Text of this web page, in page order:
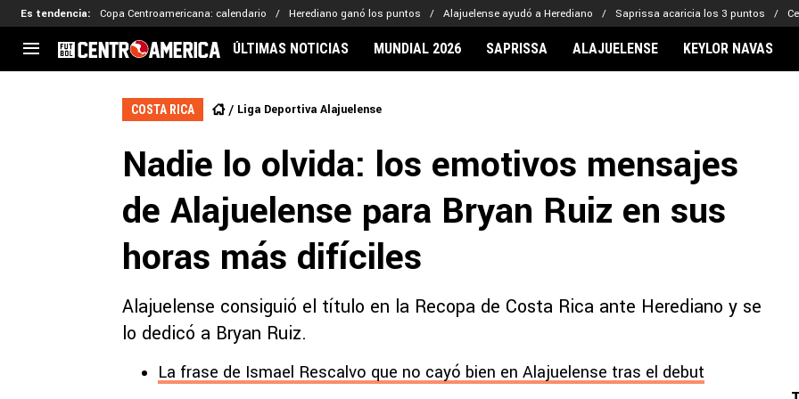
Es tendencia: Copa Centroamericana: calendario Herediano ganó los puntos Alajuelense ayudó a Herediano Saprissa acaricia los 3 puntos
CENTROAMÉRICA
El Salvador
CONCACAF
Liga de Naciones
Copa de Campeones
Copa Centroamericana
MLS
LEGIONARIOS
Kervin Arriaga
Nathaniel Méndez-Laing
Alajuelense
Comunicaciones
Real Estelí
Noticias
Real Madrid
ÚLTIMAS NOTICIAS MUNDIAL 2026 SAPRISSA ALAJUELENSE KEYLOR NAVAS
COSTA RICA Liga Deportiva Alajuelense
Nadie lo olvida: los emotivos mensajes
de Alajuelense para Bryan Ruiz en sus
horas más difíciles
Alajuelense consiguió el título en la Recopa de Costa Rica ante Herediano y se
lo dedicó a Bryan Ruiz.
La frase de Ismael Rescalvo que no cayó bien en Alajuelense tras el debut